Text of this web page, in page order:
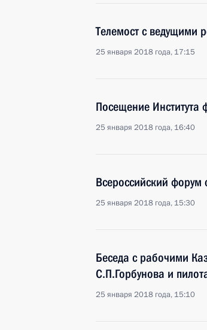
Телемост с ведущими
25 января 2018 года, 17:15
Посещение
25 января 2018 года, 16:40
Всероссийский форум
25 января 2018 года, 15:30
Беседа с рабочими
С.П.Горбунова и
25 января 2018 года, 15:10